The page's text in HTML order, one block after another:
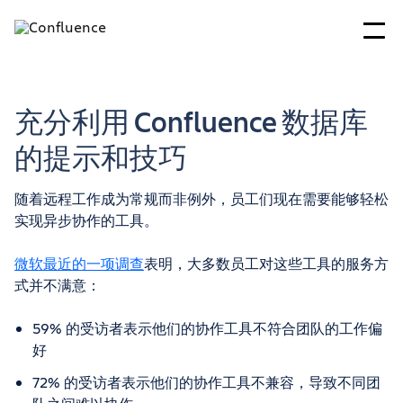
充分利用 Confluence 数据库
的提示和技巧
随着远程工作成为常规而非例外，员工们现在需要能够轻松
实现异步协作的工具。
微软最近的一项调查表明，大多数员工对这些工具的服务方
式并不满意：
59% 的受访者表示他们的协作工具不符合团队的工作偏
好
72% 的受访者表示他们的协作工具不兼容，导致不同团